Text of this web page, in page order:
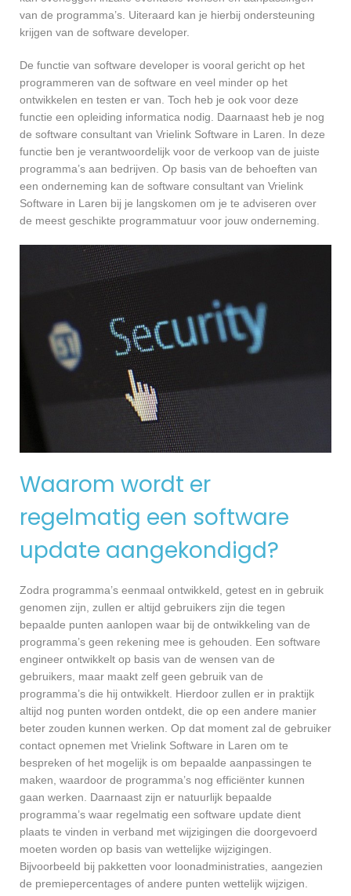
van de programma’s. Uiteraard kan je hierbij ondersteuning
krijgen van de software developer.
De functie van software developer is vooral gericht op het
programmeren van de software en veel minder op het
ontwikkelen en testen er van. Toch heb je ook voor deze
functie een opleiding informatica nodig. Daarnaast heb je nog
de software consultant van Vrielink Software in Laren. In deze
functie ben je verantwoordelijk voor de verkoop van de juiste
programma’s aan bedrijven. Op basis van de behoeften van
een onderneming kan de software consultant van Vrielink
Software in Laren bij je langskomen om je te adviseren over
de meest geschikte programmatuur voor jouw onderneming.
Waarom wordt er
regelmatig een software
update aangekondigd?
Zodra programma’s eenmaal ontwikkeld, getest en in gebruik
genomen zijn, zullen er altijd gebruikers zijn die tegen
bepaalde punten aanlopen waar bij de ontwikkeling van de
programma’s geen rekening mee is gehouden. Een software
engineer ontwikkelt op basis van de wensen van de
gebruikers, maar maakt zelf geen gebruik van de
programma’s die hij ontwikkelt. Hierdoor zullen er in praktijk
altijd nog punten worden ontdekt, die op een andere manier
beter zouden kunnen werken. Op dat moment zal de gebruiker
contact opnemen met Vrielink Software in Laren om te
bespreken of het mogelijk is om bepaalde aanpassingen te
maken, waardoor de programma’s nog efficiënter kunnen
gaan werken. Daarnaast zijn er natuurlijk bepaalde
programma’s waar regelmatig een software update dient
plaats te vinden in verband met wijzigingen die doorgevoerd
moeten worden op basis van wettelijke wijzigingen.
Bijvoorbeeld bij pakketten voor loonadministraties, aangezien
de premiepercentages of andere punten wettelijk wijzigen.